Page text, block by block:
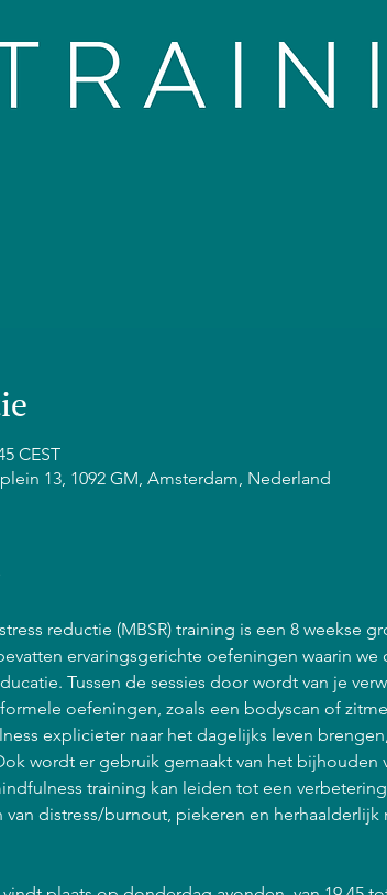
CEST
13, 1092 GM, Amsterdam, Nederland
reductie (MBSR) training is een 8 weekse
ervaringsgerichte oefeningen waarin
Tussen de sessies door wordt van je
oefeningen, zoals een bodyscan of
explicieter naar het dagelijks leven
wordt er gebruik gemaakt van het bijhouden
training kan leiden tot een
van distress/burnout, piekeren en